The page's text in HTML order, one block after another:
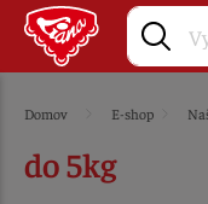
Domov E-shop
do 5kg